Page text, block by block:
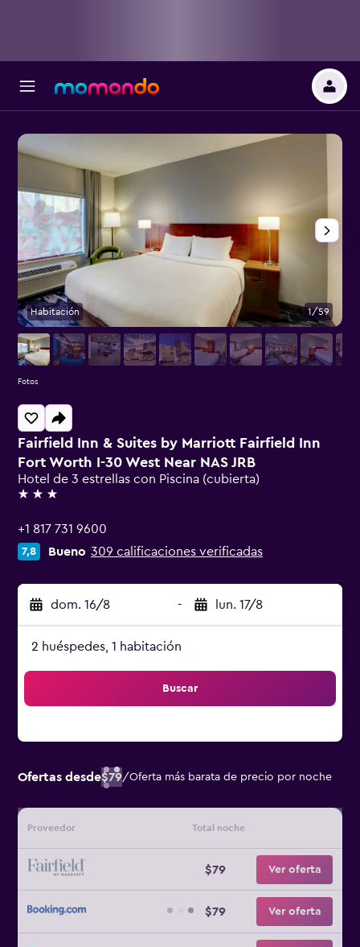
Fairfield Inn & Suites by Marriott Fairfield Inn
Fort Worth I-30 West Near NAS JRB
Hotel de 3 estrellas con Piscina (cubierta)
3 estrellas
+1 817 731 9600
7,8 Bueno 309 calificaciones verificadas
dom. 16/8 - lun. 17/8
2 huéspedes, 1 habitación
Buscar
Ofertas desde$79/Oferta más barata de precio por noche
Proveedor Total noche
$79 Ver oferta
$79 Ver oferta
Habitación 1/59
Fotos